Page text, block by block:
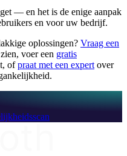
— en het is de enige aanpak
en voor uw bedrijf.
oplossingen? Vraag een
voer een gratis
ofpraat met een expert over